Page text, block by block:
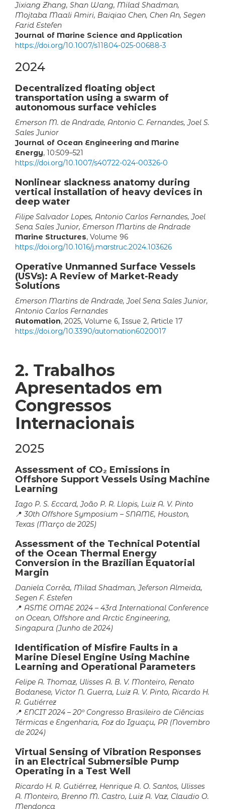
Jixiang Zhang, Shan Wang, Milad Shadman,
Mojtaba Maali Amiri, Baiqiao Chen, Chen An, Segen
Farid Estefen
Journal of Marine Science and Application
https://doi.org/10.1007/s11804-025-00688-3
2024
Decentralized floating object
transportation using a swarm of
autonomous surface vehicles
Emerson M. de Andrade, Antonio C. Fernandes, Joel S.
Sales Junior
Journal of Ocean Engineering and Marine
Energy, 10:509–521
https://doi.org/10.1007/s40722-024-00326-0
Nonlinear slackness anatomy during
vertical installation of heavy devices in
deep water
Filipe Salvador Lopes, Antonio Carlos Fernandes, Joel
Sena Sales Junior, Emerson Martins de Andrade
Marine Structures, Volume 96
https://doi.org/10.1016/j.marstruc.2024.103626
Operative Unmanned Surface Vessels
(USVs): A Review of Market-Ready
Solutions
Emerson Martins de Andrade, Joel Sena Sales Junior,
Antonio Carlos Fernandes
Automation, 2025, Volume 6, Issue 2, Article 17
https://doi.org/10.3390/automation6020017
2. Trabalhos
Apresentados em
Congressos
Internacionais
2025
Assessment of CO₂ Emissions in
Offshore Support Vessels Using Machine
Learning
Iago P. S. Eccard, João P. R. Llopis, Luiz A. V. Pinto
📍30th Offshore Symposium – SNAME, Houston,
Texas (Março de 2025)
Assessment of the Technical Potential
of the Ocean Thermal Energy
Conversion in the Brazilian Equatorial
Margin
Daniela Corrêa, Milad Shadman, Jeferson Almeida,
Segen F. Estefen
📍 ASME OMAE 2024 – 43rd International Conference
on Ocean, Offshore and Arctic Engineering,
Singapura (Junho de 2024)
Identification of Misfire Faults in a
Marine Diesel Engine Using Machine
Learning and Operational Parameters
Felipe A. Thomaz, Ulisses A. B. V. Monteiro, Renato
Bodanese, Victor N. Guerra, Luiz A. V. Pinto, Ricardo H.
R. Gutiérrez
📍 ENCIT 2024 – 20º Congresso Brasileiro de Ciências
Térmicas e Engenharia, Foz do Iguaçu, PR (Novembro
de 2024)
Virtual Sensing of Vibration Responses
in an Electrical Submersible Pump
Operating in a Test Well
Ricardo H. R. Gutiérrez, Henrique A. O. Santos, Ulisses
A. Monteiro, Brenno M. Castro, Luiz A. Vaz, Claudio O.
Mendonça